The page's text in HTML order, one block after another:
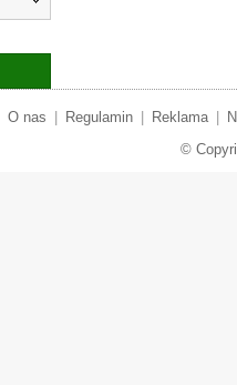
O nas Regulamin Reklama
©